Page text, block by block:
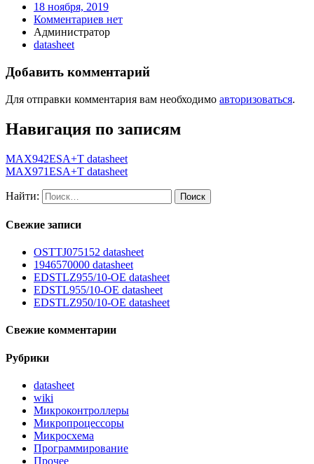
18 ноября, 2019
Комментариев нет
Администратор
datasheet
Добавить комментарий
Для отправки комментария вам необходимо авторизоваться.
Навигация по записям
MAX942ESA+T datasheet
MAX971ESA+T datasheet
Найти:
Свежие записи
OSTTJ075152 datasheet
1946570000 datasheet
EDSTLZ955/10-OE datasheet
EDSTL955/10-OE datasheet
EDSTLZ950/10-OE datasheet
Свежие комментарии
Рубрики
datasheet
wiki
Микроконтроллеры
Микропроцессоры
Микросхема
Программирование
Прочее